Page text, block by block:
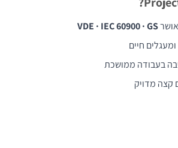
VDE · IEC 60900 · GS
חיים
בעבודה ממושכת
מדויק